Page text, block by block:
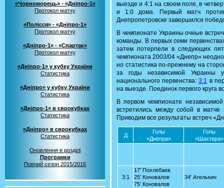
«Чорноморець» - «Дніпро-1»
Протокол матчу
«Полісся» - «Дніпро-1»
Протокол матчу
«Дніпро-1» - «Спартак»
Протокол матчу
«Дніпро-1» у кубку України
Статистика
«Дніпро» у кубку України
Статистика
«Дніпро-1» в єврокубках
Статистика
«Дніпро» в єврокубках
Статистика
Оновлення в розділі
Програмки
Повний сезон 2015/2016
выезде и 4:1 на своем поле, в
и 1:0 дома. Первый матч
Днепропетровске завершился
В чемпионате Украины очные
команды. В первых семи
затем потерпели в следующих
чемпионата 2003/04 «Днепр»
но статистика по-прежнему на
за годы независимой Украины
национального первенства:3:1 в
на выезде. Поединок первого круга
В первом чемпионате
встретились между собой в
Приводим все результаты встреч
Д
Голы
«Днепра»
Голы
«Шахтера»
3:1
17' Похлебаев
25' Коновалов
75' Коновалов
34' Ателькин